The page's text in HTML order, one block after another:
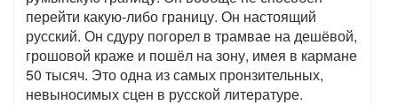
перейти какую-либо границу. Он настоящий
русский. Он сдуру погорел в трамвае на дешёвой,
грошовой краже и пошёл на зону, имея в кармане
50 тысяч. Это одна из самых пронзительных,
невыносимых сцен в русской литературе.